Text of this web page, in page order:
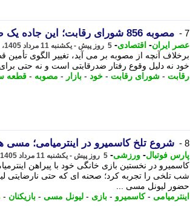
7 - مصوبه 856 شورای رقابت؛ این جاده یک طرفه است
عصر ایران- اقتصادی- 5 روز پیش - یکشنبه 11 مرداد 1405، 17:30
برخلاف آنچه از مصوبه بر می آید، تغییر الگوی
خود نه دلیل وقوع رفتار ضدرقابتی است و نه حتی
رقابت - شورای رقابت - خود - بازار - مصوبه - قطعه
8 - شروع تلخ کاسمیرو در اینترمیامی؛
پارس فوتبال- ورزشی- 5 روز پیش - یکشنبه 11 مرداد 1405، 16:52
کاسمیرو در نخستین بازی خانگی خود با پیراهن
شب تلخی را تجربه کرد؛ صحنه ای که حتی نارضایتی
حضور لیونل مسی ...
اینترمیامی -کاسمیرو - بازی - لیونل مسی - بازیکنان -